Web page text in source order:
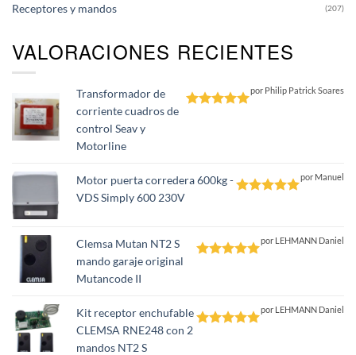
Receptores y mandos (207)
VALORACIONES RECIENTES
Transformador de
corriente cuadros de
control Seav y
Motorline
por Philip Patrick Soares
Motor puerta corredera 600kg -
VDS Simply 600 230V
por Manuel
Clemsa Mutan NT2 S
mando garaje original
Mutancode II
por LEHMANN Daniel
Kit receptor enchufable
CLEMSA RNE248 con 2
mandos NT2 S
por LEHMANN Daniel